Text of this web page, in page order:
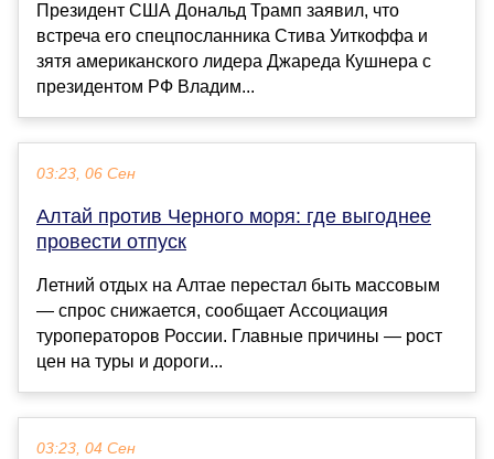
Президент США Дональд Трамп заявил, что
встреча его спецпосланника Стива Уиткоффа и
зятя американского лидера Джареда Кушнера с
президентом РФ Владим...
03:23, 06 Сен
Алтай против Черного моря: где выгоднее
провести отпуск
Летний отдых на Алтае перестал быть массовым
— спрос снижается, сообщает Ассоциация
туроператоров России. Главные причины — рост
цен на туры и дороги...
03:23, 04 Сен